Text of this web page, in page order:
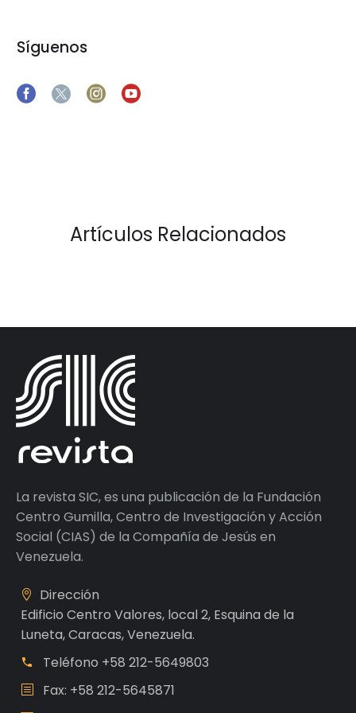
Síguenos
Artículos Relacionados
La revista SIC, es una publicación de la Fundación
Centro Gumilla, Centro de Investigación y Acción
Social (CIAS) de la Compañía de Jesús en
Venezuela.
Dirección
Edificio Centro Valores, local 2, Esquina de la
Luneta, Caracas, Venezuela.
Teléfono +58 212-5649803
Fax: +58 212-5645871